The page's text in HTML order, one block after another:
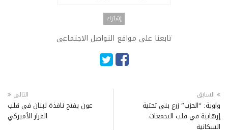
تابعنا على مواقع التواصل الاجتماعى
السابق
واوية: “الحزب” زرع بنى تحتية
إرهابية في قلب التجمعات
السكانية
التالى
عون يفتح نافذة لبنان في قلب
القرار الأميركي